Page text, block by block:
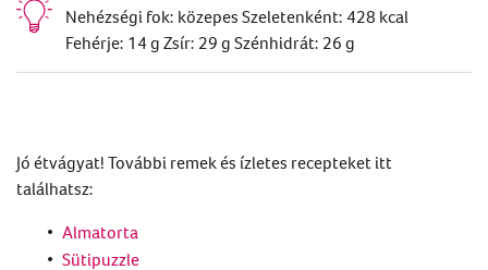
Nehézségi fok: közepes Szeletenként: 428 kcal
Fehérje: 14 g Zsír: 29 g Szénhidrát: 26 g
Jó étvágyat! További remek és ízletes recepteket itt
találhatsz:
Almatorta
Sütipuzzle